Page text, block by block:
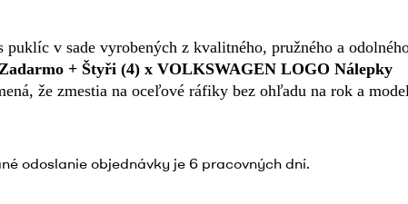
v sade vyrobených z kvalitného, pružného a
Zadarmo + Štyři (4) x VOLKSWAGEN LOGO Nálepky
že zmestia na oceľové ráfiky bez ohľadu na rok a
odoslanie objednávky je 6 pracovných dní.